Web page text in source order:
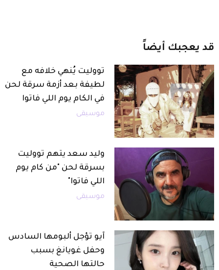
قد يعجبك أيضاً
تووليت يُنهي خلافه مع
لطيفة بعد أزمة سرقة لحن
في الكام يوم اللي فاتوا
موسيقى
وليد سعد يتهم تووليت
بسرقة لحن "من كام يوم
اللي فاتوا"
موسيقى
آيو تؤجل ألبومها السادس
وحفل غويانغ بسبب
حالتها الصحية